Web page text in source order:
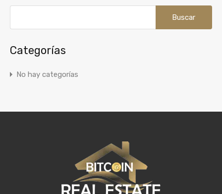
Categorías
No hay categorías